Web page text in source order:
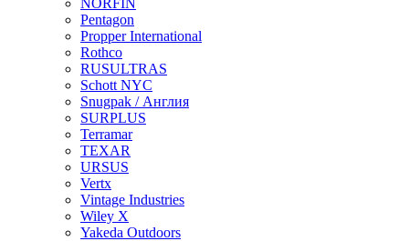
NORFIN
Pentagon
Propper International
Rothco
RUSULTRAS
Schott NYC
Snugpak / Англия
SURPLUS
Terramar
TEXAR
URSUS
Vertx
Vintage Industries
Wiley X
Yakeda Outdoors